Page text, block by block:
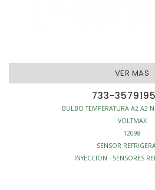
VER MAS
733-
BULBO TEMPERATURA A2 A3
VOLTMAX
12098
SENSOR
INYECCION - SENSORES